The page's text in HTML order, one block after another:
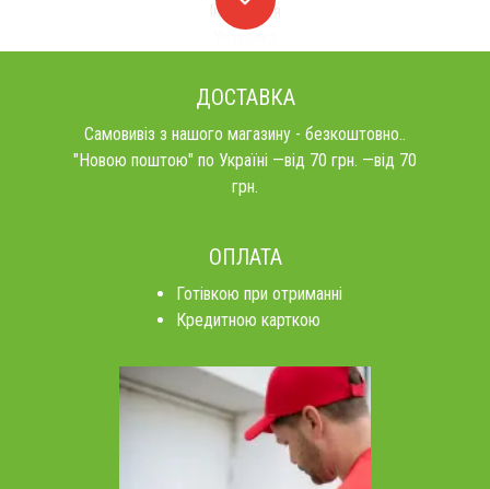
Інструкція
ДОСТАВКА
Самовивіз з нашого магазину - безкоштовно..
"Новою поштою" по Україні —від 70 грн. —від 70
грн.
ОПЛАТА
Готівкою при отриманні
Кредитною карткою